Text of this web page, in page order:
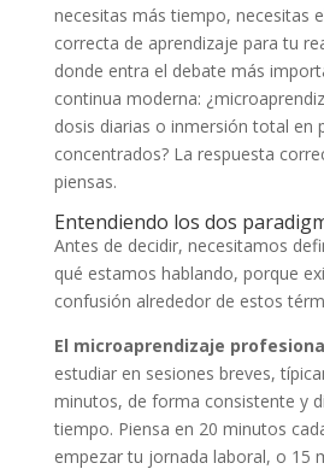
necesitas más tiempo, necesitas
correcta de aprendizaje para tu
donde entra el debate más
continua moderna:
dosis diarias o inmersión total en
concentrados? La respuesta
piensas.
Entendiendo los dos
Antes de decidir, necesitamos
qué estamos hablando, porque
confusión alrededor de estos
El microaprendizaje
estudiar en sesiones breves,
minutos, de forma consistente y
tiempo. Piensa en 20 minutos
empezar tu jornada laboral, o 15